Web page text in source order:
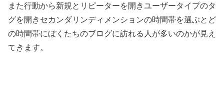
また行動から新規とリピーターを開きユーザータイプのタ
グを開きセカンダリンディメンションの時間帯を選ぶとど
の時間帯にぼくたちのブログに訪れる人が多いのかが見え
てきます。